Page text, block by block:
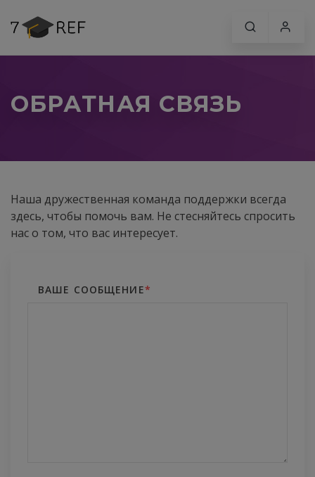
ОБРАТНАЯ СВЯЗЬ
Наша дружественная команда поддержки всегда
здесь, чтобы помочь вам. Не стесняйтесь спросить
нас о том, что вас интересует.
ВАШЕ СООБЩЕНИЕ*